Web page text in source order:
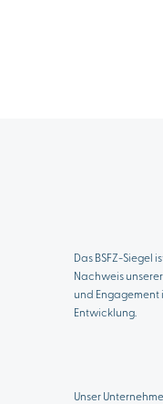
Das BSFZ-Siegel
Nachweis
und Engagement
Entwicklung.
Unser